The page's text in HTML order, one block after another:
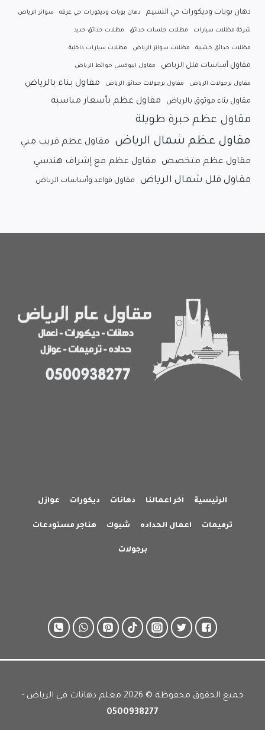
دهان بويات وديكورات حي النسيم دهان بويات وديكورات حي عرقه سواتر الرياض
شركة مظلات سيارات مظلات جلسات حدائق مظلات حدائق حديد
مظلات حدائق خشبية مظلات سواتر الرياض مظلات سيارات داخلية
مقاول أساسات فلل الرياض مقاول ايبوكسي حوائط الرياض
مقاول برجولات الرياض مقاول برجولات حدائق الرياض مقاول بناء بالرياض
مقاول بناء موثوق بالرياض مقاول عظم بأسعار مناسبة
مقاول عظم خبرة طويلة
مقاول عظم شمال الرياض مقاول عظم قريب مني
مقاول عظم متخصص مقاول عظم مع إشراف هندسي
مقاول فلل شمال الرياض مقاول قواعد وأساسات الرياض
الرئيسية اخر اعمالنا دهانات ديكورات عوازل
ترميمات اعمال الحداده شبوك هناجر مستودعات
برجولات
جميع الحقوق محفوظة © 2026 معلم دهانات في الرياض -
0500938277